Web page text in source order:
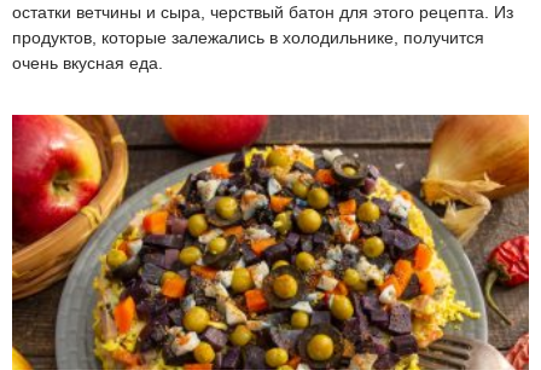
остатки ветчины и сыра, черствый батон для этого рецепта. Из
продуктов, которые залежались в холодильнике, получится
очень вкусная еда.